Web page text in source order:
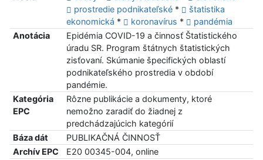
prostredie podnikateľské *
štatistika
ekonomická * koronavírus *
pandémia
Anotácia
Epidémia COVID-19 a činnosť Štatistického
úradu SR. Program štátnych štatistických
zisťovaní. Skúmanie špecifických oblastí
podnikateľského prostredia v období
pandémie.
Kategória
EPC
Rôzne publikácie a dokumenty, ktoré
nemožno zaradiť do žiadnej z
predchádzajúcich kategórií
Báza dát
PUBLIKAČNÁ ČINNOSŤ
Archív EPC
E20 00345-004, online